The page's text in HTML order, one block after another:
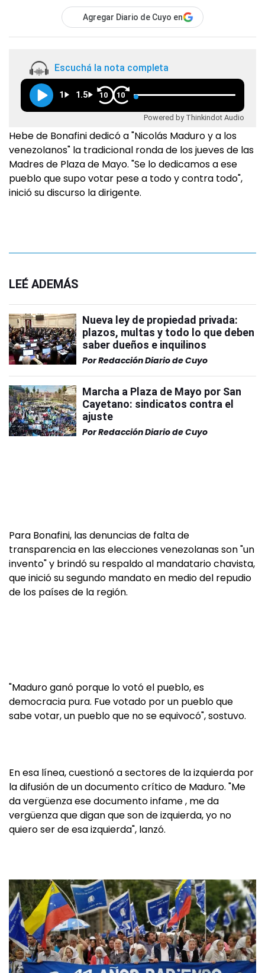
Agregar Diario de Cuyo en
Escuchá la nota completa
1 1.5 10 10
Powered by Thinkindot Audio
Hebe de Bonafini dedicó a "Nicolás Maduro y a los
venezolanos" la tradicional ronda de los jueves de las
Madres de Plaza de Mayo. "Se lo dedicamos a ese
pueblo que supo votar pese a todo y contra todo",
inició su discurso la dirigente.
LEÉ ADEMÁS
Nueva ley de propiedad privada:
plazos, multas y todo lo que deben
saber dueños e inquilinos
PorRedacción Diario de Cuyo
Marcha a Plaza de Mayo por San
Cayetano: sindicatos contra el
ajuste
PorRedacción Diario de Cuyo
Para Bonafini, las denuncias de falta de
transparencia en las elecciones venezolanas son "un
invento" y brindó su respaldo al mandatario chavista,
que inició su segundo mandato en medio del repudio
de los países de la región.
"Maduro ganó porque lo votó el pueblo, es
democracia pura. Fue votado por un pueblo que
sabe votar, un pueblo que no se equivocó", sostuvo.
En esa línea, cuestionó a sectores de la izquierda por
la difusión de un documento crítico de Maduro. "Me
da vergüenza ese documento infame , me da
vergüenza que digan que son de izquierda, yo no
quiero ser de esa izquierda", lanzó.